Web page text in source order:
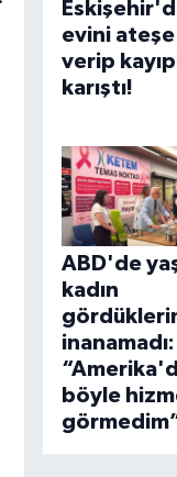
evini ateşe
verip
karıştı!
ABD'de
kadın
inanamadı:
böyle